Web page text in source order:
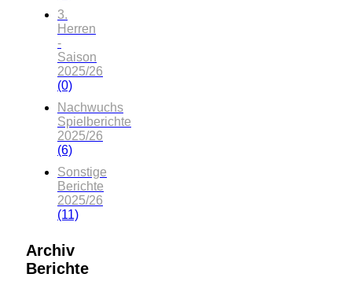
3.
Herren
-
Saison
2025/26
(0)
Nachwuchs
Spielberichte
2025/26
(6)
Sonstige
Berichte
2025/26
(11)
Archiv
Berichte